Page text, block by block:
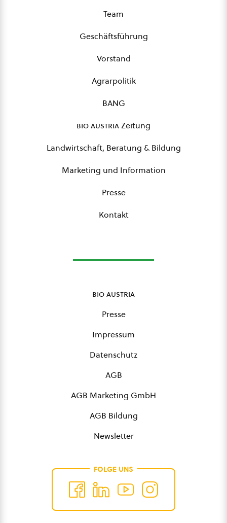
Team
Geschäftsführung
Vorstand
Agrarpolitik
BANG
bio austriaZeitung
Landwirtschaft, Beratung & Bildung
Marketing und Information
Presse
Kontakt
bio austria
Presse
Impressum
Datenschutz
AGB
AGB Marketing GmbH
AGB Bildung
Newsletter
FOLGE UNS